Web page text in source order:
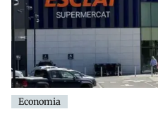
Economia